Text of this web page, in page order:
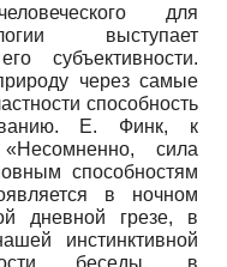
для
выступает
субъективности.
через самые
способность
Е. Финк, к
сила
способностям
в ночном
дневной грезе, в
инстинктивной
беседы, в